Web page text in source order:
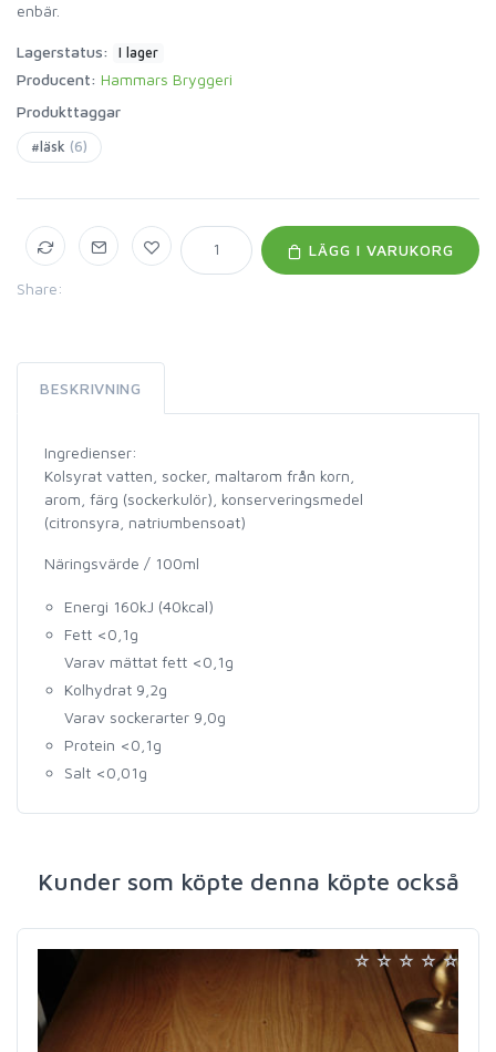
enbär.
Lagerstatus: I lager
Producent: Hammars Bryggeri
Produkttaggar
#läsk (6)
Share:
LÄGG I VARUKORG
BESKRIVNING
Ingredienser:
Kolsyrat vatten, socker, maltarom från korn,
arom, färg (sockerkulör), konserveringsmedel
(citronsyra, natriumbensoat)
Näringsvärde / 100ml
Energi 160kJ (40kcal)
Fett <0,1g
Varav mättat fett <0,1g
Kolhydrat 9,2g
Varav sockerarter 9,0g
Protein <0,1g
Salt <0,01g
Kunder som köpte denna köpte också